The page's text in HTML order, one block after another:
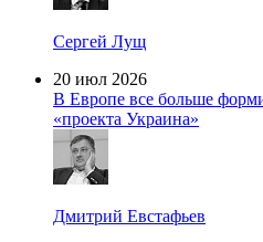
Сергей Лущ
20 июл 2026
В Европе все больше
«проекта Украина»
Дмитрий Евстафьев